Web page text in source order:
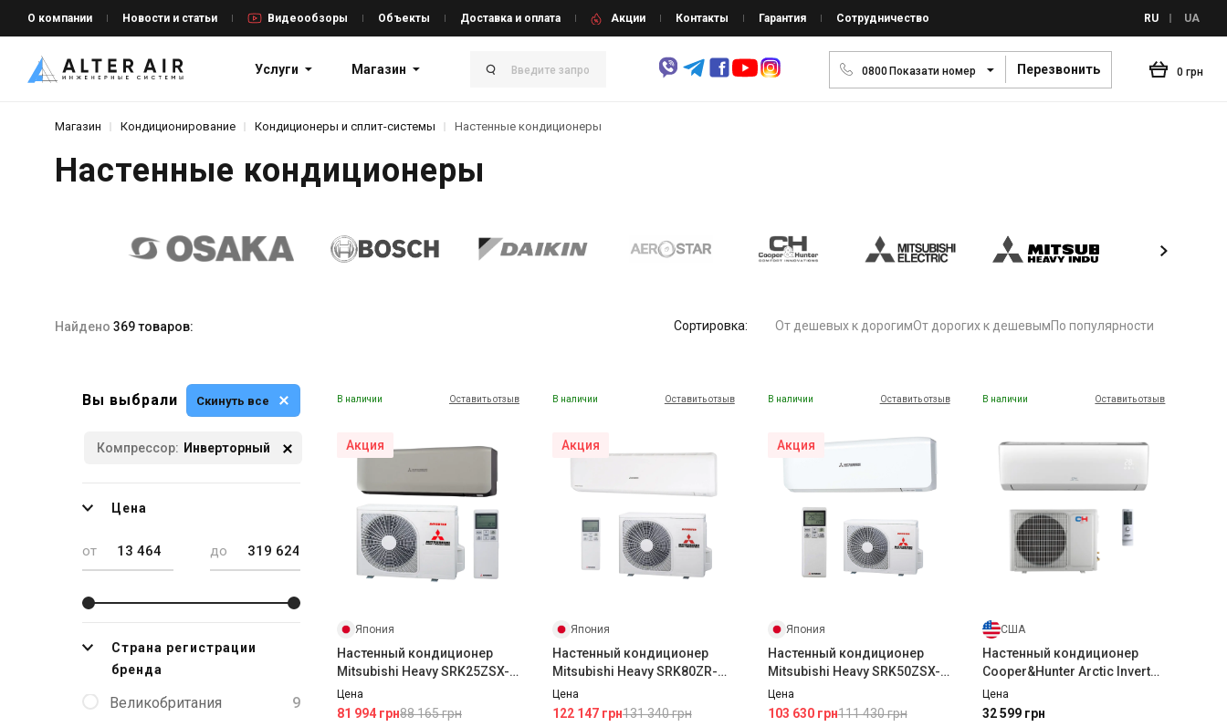
О компании Новости и статьи Видеообзоры Объекты Доставка и оплата Акции Контакты Гарантия Сотрудничество RU UA
Услуги Магазин 0800Показати номер Перезвонить 0 грн
Магазин Кондиционирование Кондиционеры и сплит-системы Настенные кондиционеры
Настенные кондиционеры
Найдено 369 товаров: Сортировка: От дешевых к дорогимОт дорогих к дешевымПо популярности
Вы выбрали Скинуть все
Компрессор: Инверторный
Цена
от до
Страна регистрации
бренда
Великобритания 9
В наличии Оставить отзыв
Акция
Япония
Настенный кондиционер
Mitsubishi Heavy SRK25ZSX-
WT/SRC25ZSX-W
Цена
81 994 грн88 165 грн
В наличии Оставить отзыв
Акция
Япония
Настенный кондиционер
Mitsubishi Heavy SRK80ZR-
W/SRC80ZR-W
Цена
122 147 грн131 340 грн
В наличии Оставить отзыв
Акция
Япония
Настенный кондиционер
Mitsubishi Heavy SRK50ZSX-
W/SRC50ZSX-W2(3)
Цена
103 630 грн111 430 грн
В наличии Оставить отзыв
США
Настенный кондиционер
Cooper&Hunter Arctic Inverter
CH-S12FTXLA2-NG
Цена
32 599 грн